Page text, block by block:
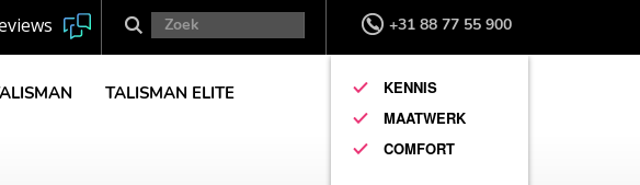
+31 88 77 55 900
KENNIS
MAATWERK
COMFORT
TALISMAN ELITE